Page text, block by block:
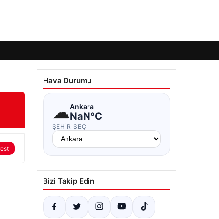
Hava Durumu
☁Ankara
NaN°C
ŞEHIR SEÇ
Bizi Takip Edin